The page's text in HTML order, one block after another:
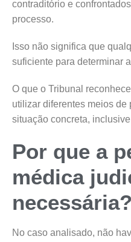
contraditório e
processo.
Isso não significa que
suficiente para determinar
O que o Tribunal
utilizar diferentes meios de
situação concreta,
Por que a
médica
necessária?
No caso analisado, não